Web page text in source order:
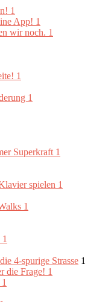
1
App! 1
wir noch. 1
1
1
Superkraft 1
spielen 1
1
1
4-spurige Strasse 1
die Frage! 1
1